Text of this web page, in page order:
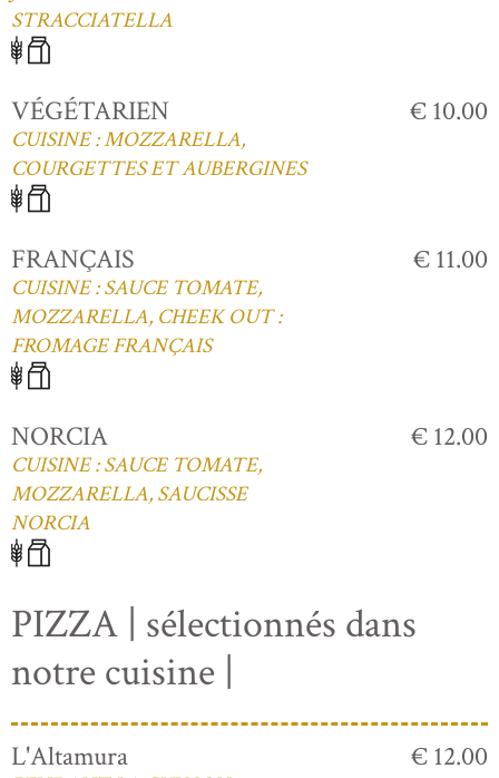
STRACCIATELLA
VÉGÉTARIEN
CUISINE : MOZZARELLA,
COURGETTES ET AUBERGINES
€ 10.00
FRANÇAIS
CUISINE : SAUCE TOMATE,
MOZZARELLA, CHEEK OUT :
FROMAGE FRANÇAIS
€ 11.00
NORCIA
CUISINE : SAUCE TOMATE,
MOZZARELLA, SAUCISSE
NORCIA
€ 12.00
PIZZA | sélectionnés dans
notre cuisine |
L'Altamura € 12.00